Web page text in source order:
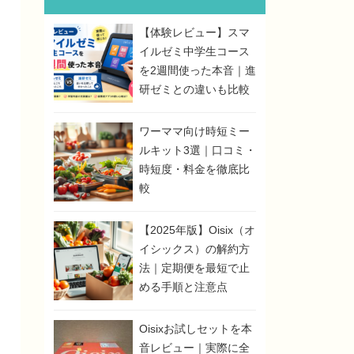
【体験レビュー】スマ
イルゼミ中学生コース
を2週間使った本音｜進
研ゼミとの違いも比較
ワーママ向け時短ミー
ルキット3選｜口コミ・
時短度・料金を徹底比
較
【2025年版】Oisix（オ
イシックス）の解約方
法｜定期便を最短で止
める手順と注意点
Oisixお試しセットを本
音レビュー｜実際に全